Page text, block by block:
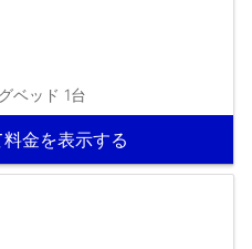
ベッド 1台
金を表示する